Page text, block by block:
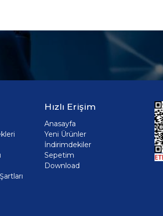
Hızlı Erişim
Anasayfa
Yeni Ürünler
İndirimdekiler
Sepetim
Download